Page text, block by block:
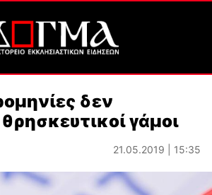
δεν
γάμοι
21.05.2019 | 15:35